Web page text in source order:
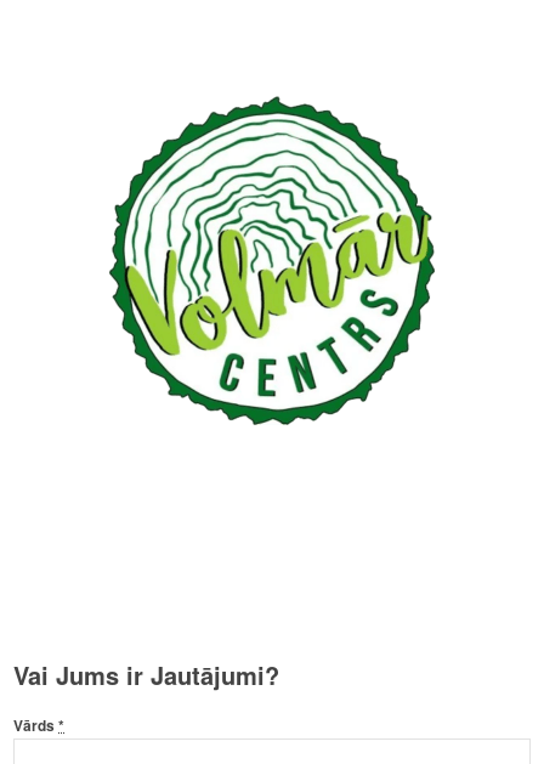
Vai Jums ir Jautājumi?
Vārds*